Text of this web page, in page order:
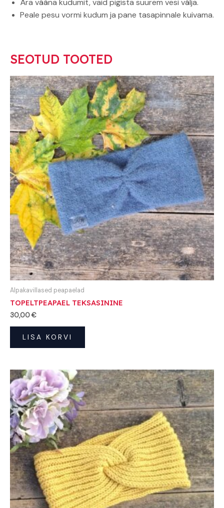
Ära vääna kudumit, vaid pigista suurem vesi välja.
Peale pesu vormi kudum ja pane tasapinnale kuivama.
SEOTUD TOOTED
Alpakavillased peapaelad
TOPELTPEAPAEL TEKSASININE
30,00€
LISA KORVI